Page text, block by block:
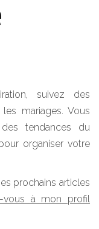
suivez des
mariages. Vous
tendances du
organiser votre
prochains articles
vous à mon profil